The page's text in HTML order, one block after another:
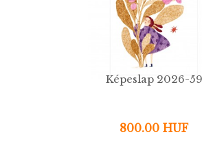
Képeslap 2026-59
800.00 HUF